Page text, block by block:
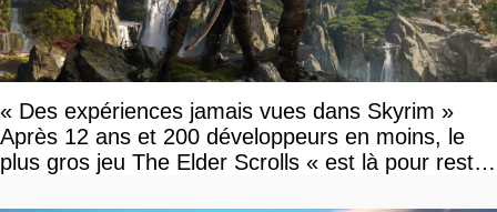
« Des expériences jamais vues dans Skyrim »
Après 12 ans et 200 développeurs en moins, le
plus gros jeu The Elder Scrolls « est là pour rester